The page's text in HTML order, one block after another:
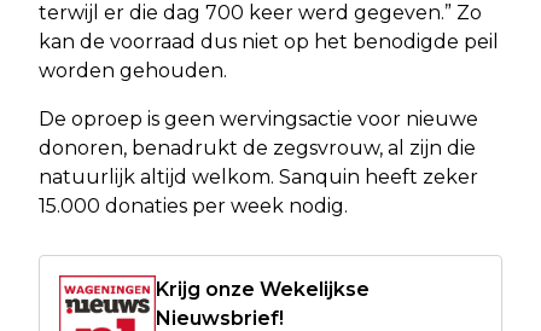
terwijl er die dag 700 keer werd gegeven.” Zo
kan de voorraad dus niet op het benodigde peil
worden gehouden.
De oproep is geen wervingsactie voor nieuwe
donoren, benadrukt de zegsvrouw, al zijn die
natuurlijk altijd welkom. Sanquin heeft zeker
15.000 donaties per week nodig.
Krijg onze Wekelijkse
Nieuwsbrief!